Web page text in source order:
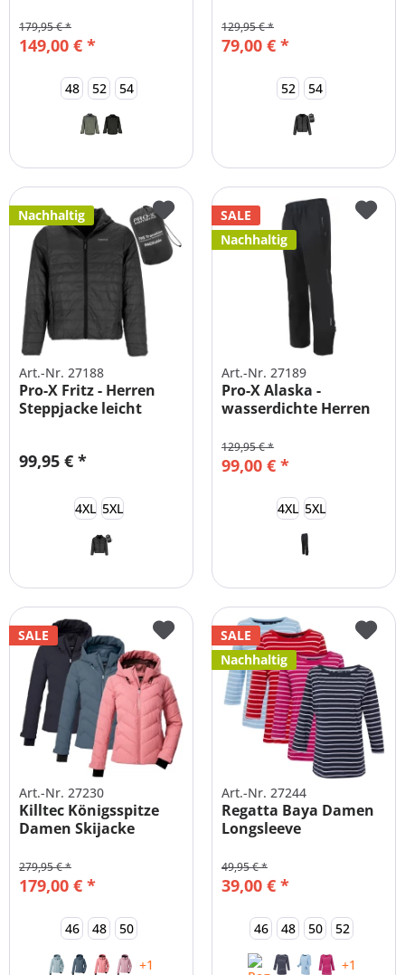
149,00 € *
179,95 € *
48 52 54
79,00 € *
129,95 € *
52 54
Nachhaltig
Art.-Nr. 27188
Pro-X Fritz - Herren
Steppjacke leicht
99,95 € *
4XL 5XL
SALE
Nachhaltig
Art.-Nr. 27189
Pro-X Alaska -
wasserdichte Herren
99,00 € *
129,95 € *
4XL 5XL
SALE
Art.-Nr. 27230
Killtec Königsspitze
Damen Skijacke
179,00 € *
279,95 € *
46 48 50
+1
SALE
Nachhaltig
Art.-Nr. 27244
Regatta Baya Damen
Longsleeve
39,00 € *
49,95 € *
46 48 50 52
+1